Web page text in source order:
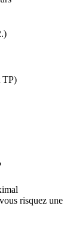
TP)
risquez une